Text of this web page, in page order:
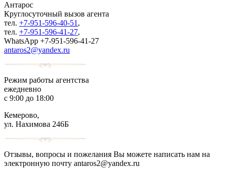
Антарос
Круглосуточный вызов агента
тел. +7-951-596-40-51 ,
тел. +7-951-596-41-27,
WhatsApp +7-951-596-41-27
antaros2@yandex.ru
Режим работы агентства
ежедневно
с 9:00 до 18:00
Кемерово,
ул. Нахимова 246Б
Отзывы, вопросы и пожелания Вы можете написать нам на
электронную почту antaros2@yandex.ru